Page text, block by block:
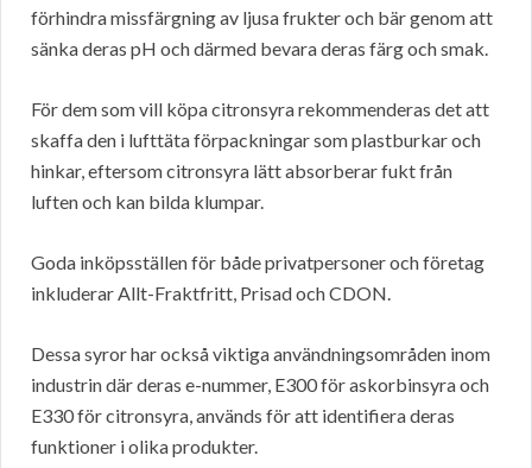
förhindra missfärgning av ljusa frukter och bär genom att
sänka deras pH och därmed bevara deras färg och smak.
För dem som vill köpa citronsyra rekommenderas det att
skaffa den i lufttäta förpackningar som plastburkar och
hinkar, eftersom citronsyra lätt absorberar fukt från
luften och kan bilda klumpar.
Goda inköpsställen för både privatpersoner och företag
inkluderar Allt-Fraktfritt, Prisad och CDON.
Dessa syror har också viktiga användningsområden inom
industrin där deras e-nummer, E300 för askorbinsyra och
E330 för citronsyra, används för att identifiera deras
funktioner i olika produkter.